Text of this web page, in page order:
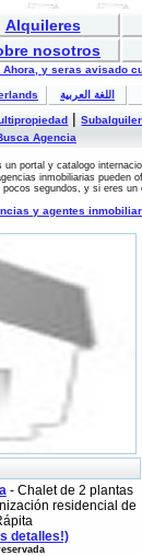
Alquileres
nosotros
y seras avisado
اللغة العربية
|
Agencia
un portal y catalogo
inmobiliarias pueden
segundos, y si eres un
y agentes
- Chalet de 2 plantas
residencial de
detalles!)